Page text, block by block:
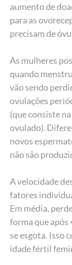
aumento de
para as
precisam de
As mulheres
quando
vão sendo
ovulações
(que consiste
ovulado).
novos
não são
A velocidade
fatores
Em média,
forma que após
se esgota. Isso
idade fértil